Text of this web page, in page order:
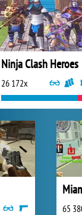
Ninja Clash Heroes
26 172x
65